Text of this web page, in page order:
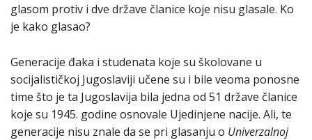
glasom protiv i dve države članice koje nisu glasale. Ko
je kako glasao?
Generacije đaka i studenata koje su školovane u
socijalističkoj Jugoslaviji učene su i bile veoma ponosne
time što je ta Jugoslavija bila jedna od 51 države članice
koje su 1945. godine osnovale Ujedinjene nacije. Ali, te
generacije nisu znale da se pri glasanju o Univerzalnoj